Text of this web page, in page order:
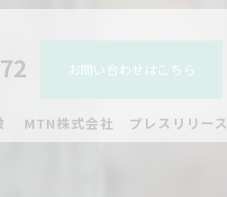
お問い合わせはこちら
MTN株式会社 プレスリリース